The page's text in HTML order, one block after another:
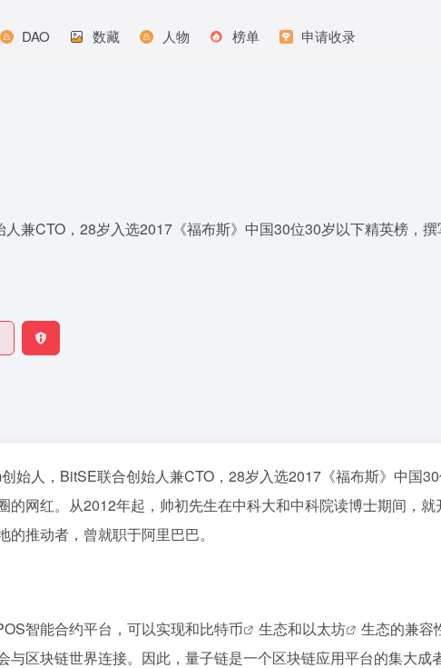
DAO 数藏 人物 榜单 申请收录
兼CTO，28岁入选2017《福布斯》中国30位30岁以下精英榜，
始人，BitSE联合创始人兼CTO，28岁入选2017《福布斯》中国
的网红。从2012年起，帅初先生在中科大和中科院读博士期间，
推动者，曾就职于阿里巴巴。
智能合约平台，可以实现和比特币 生态和以太坊
生态的兼容
区块链世界连接。因此，量子链是一个区块链应用平台的集大成者